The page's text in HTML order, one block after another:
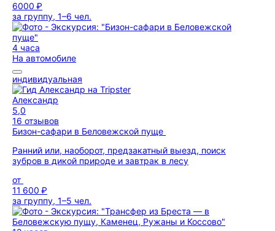
6000 ₽
за группу, 1–6 чел.
4 часа
На автомобиле
индивидуальная
Александр
5,0
16 отзывов
Бизон-сафари в Беловежской пуще
Ранний или, наоборот, предзакатный выезд, поиск
зубров в дикой природе и завтрак в лесу
от
11 600 ₽
за группу, 1–5 чел.